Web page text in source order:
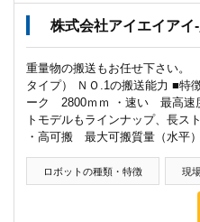
株式会社アイエイアイ
重量物の搬送もお任せ下さい
タイプ） ＮＯ.1の搬送能力 ■
ーク 2800ｍｍ ・速い 最高
トモデルもラインナップ、長ス
・高可搬 最大可搬質量（水平
ロボットの種類・特徴 現